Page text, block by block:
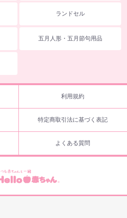
ランドセル
五月人形・五月節句用品
利用規約
特定商取引法に基づく表記
よくある質問